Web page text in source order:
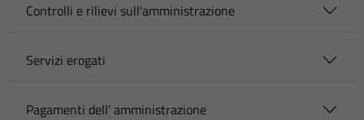
Controlli e rilievi sull'amministrazione
Servizi erogati
Pagamenti dell' amministrazione